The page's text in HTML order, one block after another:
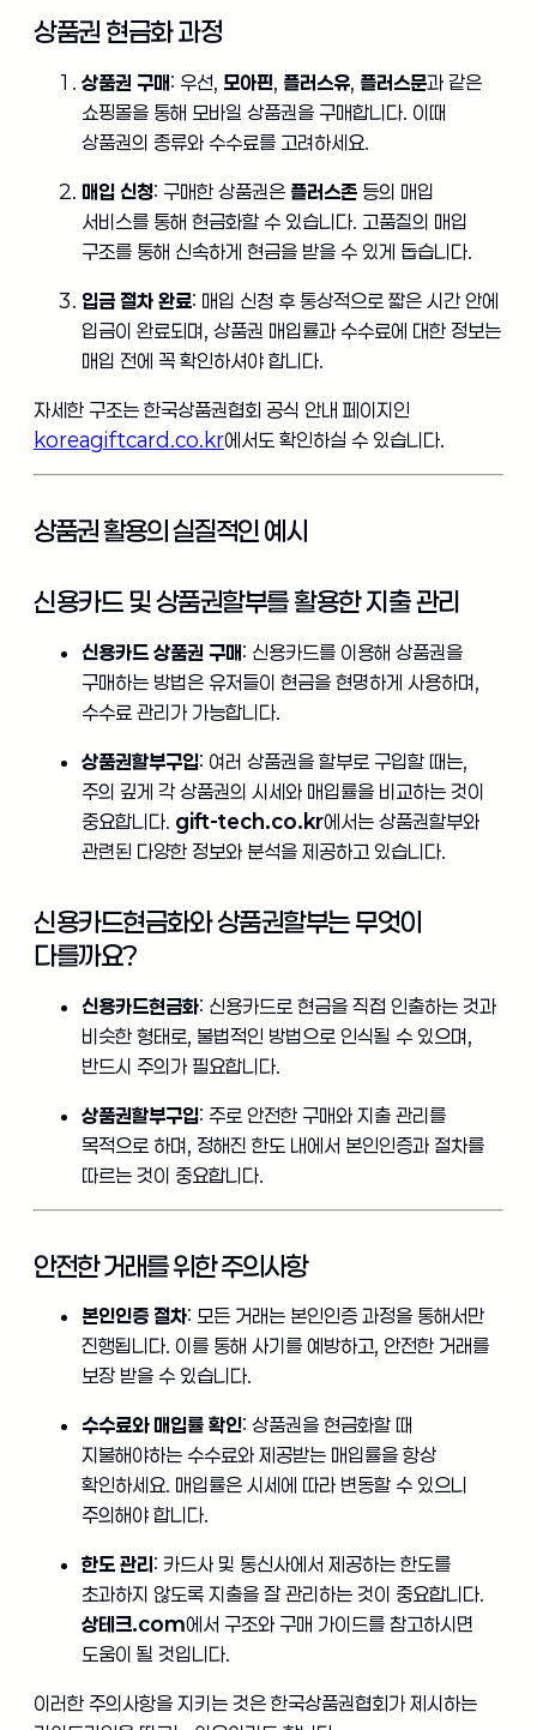
상품권 현금화 과정
상품권 구매: 우선, 모아핀, 플러스유, 플러스문과 같은
쇼핑몰을 통해 모바일 상품권을 구매합니다. 이때
상품권의 종류와 수수료를 고려하세요.
매입 신청: 구매한 상품권은 플러스존 등의 매입
서비스를 통해 현금화할 수 있습니다. 고품질의 매입
구조를 통해 신속하게 현금을 받을 수 있게 돕습니다.
입금 절차 완료: 매입 신청 후 통상적으로 짧은 시간 안에
입금이 완료되며, 상품권 매입률과 수수료에 대한 정보는
매입 전에 꼭 확인하셔야 합니다.
자세한 구조는 한국상품권협회 공식 안내 페이지인
koreagiftcard.co.kr에서도 확인하실 수 있습니다.
상품권 활용의 실질적인 예시
신용카드 및 상품권할부를 활용한 지출 관리
신용카드 상품권 구매: 신용카드를 이용해 상품권을
구매하는 방법은 유저들이 현금을 현명하게 사용하며,
수수료 관리가 가능합니다.
상품권할부구입: 여러 상품권을 할부로 구입할 때는,
주의 깊게 각 상품권의 시세와 매입률을 비교하는 것이
중요합니다. gift-tech.co.kr에서는 상품권할부와
관련된 다양한 정보와 분석을 제공하고 있습니다.
신용카드현금화와 상품권할부는 무엇이
다를까요?
신용카드현금화: 신용카드로 현금을 직접 인출하는 것과
비슷한 형태로, 불법적인 방법으로 인식될 수 있으며,
반드시 주의가 필요합니다.
상품권할부구입: 주로 안전한 구매와 지출 관리를
목적으로 하며, 정해진 한도 내에서 본인인증과 절차를
따르는 것이 중요합니다.
안전한 거래를 위한 주의사항
본인인증 절차: 모든 거래는 본인인증 과정을 통해서만
진행됩니다. 이를 통해 사기를 예방하고, 안전한 거래를
보장 받을 수 있습니다.
수수료와 매입률 확인: 상품권을 현금화할 때
지불해야하는 수수료와 제공받는 매입률을 항상
확인하세요. 매입률은 시세에 따라 변동할 수 있으니
주의해야 합니다.
한도 관리: 카드사 및 통신사에서 제공하는 한도를
초과하지 않도록 지출을 잘 관리하는 것이 중요합니다.
상테크.com에서 구조와 구매 가이드를 참고하시면
도움이 될 것입니다.
이러한 주의사항을 지키는 것은 한국상품권협회가 제시하는